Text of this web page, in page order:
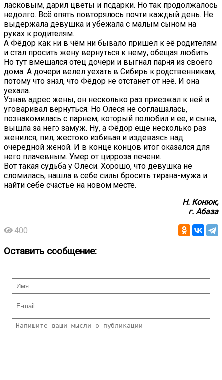
ласковым, дарил цветы и подарки. Но так продолжалось
недолго. Всё опять повторялось почти каждый день. Не
выдержала девушка и убежала с малым сыном на
руках к родителям.
А Фёдор как ни в чём ни бывало пришёл к её родителям
и стал просить жену вернуться к нему, обещая любить.
Но тут вмешался отец дочери и выгнал парня из своего
дома. А дочери велел уехать в Сибирь к родственникам,
потому что знал, что Фёдор не отстанет от неё. И она
уехала.
Узнав адрес жены, он несколько раз приезжал к ней и
уговаривал вернуться. Но Олеся не соглашалась,
познакомилась с парнем, который полюбил и ее, и сына,
вышла за него замуж. Ну, а Фёдор ещё несколько раз
женился, пил, жестоко избивая и издеваясь над
очередной женой. И в конце концов итог оказался для
него плачевным. Умер от цирроза печени.
Вот такая судьба у Олеси. Хорошо, что девушка не
сломилась, нашла в себе силы бросить тирана-мужа и
найти себе счастье на новом месте.
Н. Конюк,
г. Абаза
400
Оставить сообщение: